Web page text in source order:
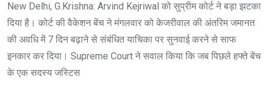
New Delhi, G.Krishna: Arvind Kejriwal को सुप्रीम कोर्ट ने बड़ा झटका
दिया है। कोर्ट की वैकेशन बेंच ने मंगलवार को केजरीवाल की अंतरिम जमानत
की अवधि में 7 दिन बढ़ाने से संबंधित याचिका पर सुनवाई करने से साफ
इनकार कर दिया। Supreme Court ने सवाल किया कि जब पिछले हफ्ते बेंच
के एक सदस्य जस्टिस